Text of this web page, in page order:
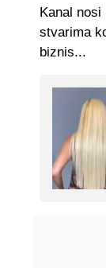
Kanal
stvarima
biznis...